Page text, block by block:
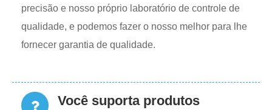
precisão e nosso próprio laboratório de controle de
qualidade, e podemos fazer o nosso melhor para lhe
fornecer garantia de qualidade.
Você suporta produtos